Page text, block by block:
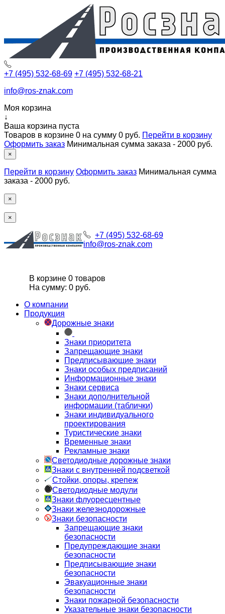
+7 (495) 532-68-69 +7 (495) 532-68-21
info@ros-znak.com
Моя корзина
↓
Ваша корзина пуста
Товаров в корзине 0 на сумму 0 руб. Перейти в корзину
Оформить заказ Минимальная сумма заказа - 2000 руб.
×
Перейти в корзину Оформить заказ Минимальная сумма
заказа - 2000 руб.
×
×
+7 (495) 532-68-69
info@ros-znak.com
В корзине 0 товаров
На сумму: 0 руб.
О компании
Продукция
Дорожные знаки
Знаки приоритета
Запрещающие знаки
Предписывающие знаки
Знаки особых предписаний
Информационные знаки
Знаки сервиса
Знаки дополнительной
информации (таблички)
Знаки индивидуального
проектирования
Туристические знаки
Временные знаки
Рекламные знаки
Светодиодные дорожные знаки
Знаки с внутренней подсветкой
Стойки, опоры, крепеж
Светодиодные модули
Знаки флуоресцентные
Знаки железнодорожные
Знаки безопасности
Запрещающие знаки
безопасности
Предупреждающие знаки
безопасности
Предписывающие знаки
безопасности
Эвакуационные знаки
безопасности
Знаки пожарной безопасности
Указательные знаки безопасности